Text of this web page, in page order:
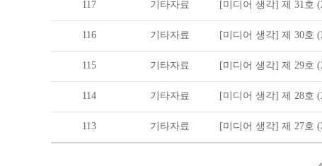
117 기타자료 [미디어 생각] 제 31호
116 기타자료 [미디어 생각] 제 30호
115 기타자료 [미디어 생각] 제 29호
114 기타자료 [미디어 생각] 제 28호
113 기타자료 [미디어 생각] 제 27호